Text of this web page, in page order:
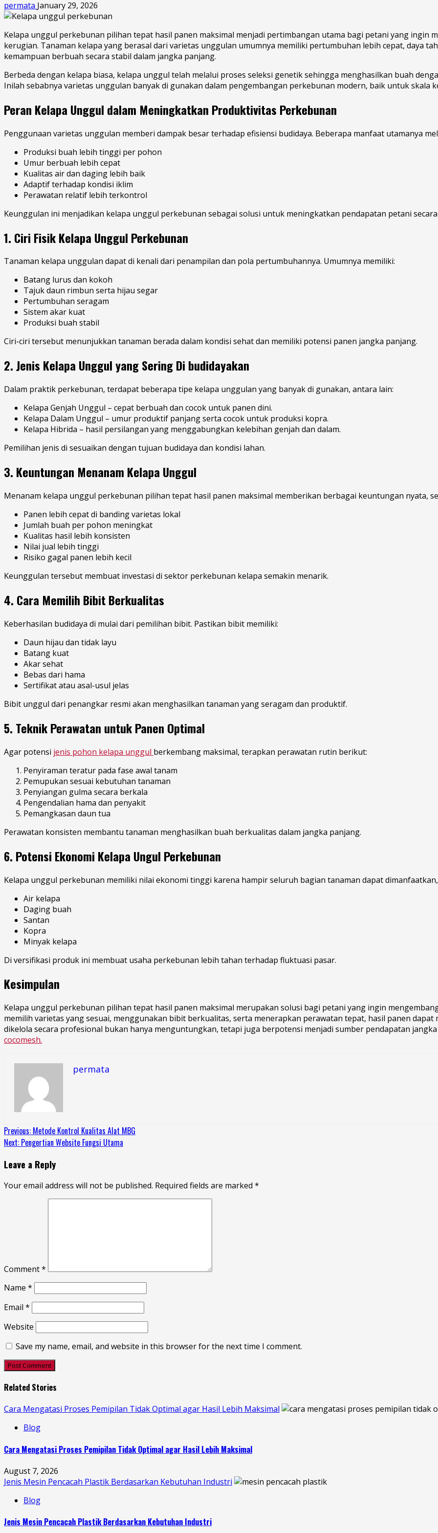
permata January 29, 2026
Kelapa unggul perkebunan pilihan tepat hasil panen maksimal menjadi pertimbangan utama bagi petani yang ingin
kerugian. Tanaman kelapa yang berasal dari varietas unggulan umumnya memiliki pertumbuhan lebih cepat, daya
kemampuan berbuah secara stabil dalam jangka panjang.
Berbeda dengan kelapa biasa, kelapa unggul telah melalui proses seleksi genetik sehingga menghasilkan buah
Inilah sebabnya varietas unggulan banyak di gunakan dalam pengembangan perkebunan modern, baik untuk skala
Peran Kelapa Unggul dalam Meningkatkan Produktivitas Perkebunan
Penggunaan varietas unggulan memberi dampak besar terhadap efisiensi budidaya. Beberapa manfaat utamanya
Produksi buah lebih tinggi per pohon
Umur berbuah lebih cepat
Kualitas air dan daging lebih baik
Adaptif terhadap kondisi iklim
Perawatan relatif lebih terkontrol
Keunggulan ini menjadikan kelapa unggul perkebunan sebagai solusi untuk meningkatkan pendapatan petani
1. Ciri Fisik Kelapa Unggul Perkebunan
Tanaman kelapa unggulan dapat di kenali dari penampilan dan pola pertumbuhannya. Umumnya memiliki:
Batang lurus dan kokoh
Tajuk daun rimbun serta hijau segar
Pertumbuhan seragam
Sistem akar kuat
Produksi buah stabil
Ciri-ciri tersebut menunjukkan tanaman berada dalam kondisi sehat dan memiliki potensi panen jangka panjang.
2. Jenis Kelapa Unggul yang Sering Di budidayakan
Dalam praktik perkebunan, terdapat beberapa tipe kelapa unggulan yang banyak di gunakan, antara lain:
Kelapa Genjah Unggul – cepat berbuah dan cocok untuk panen dini.
Kelapa Dalam Unggul – umur produktif panjang serta cocok untuk produksi kopra.
Kelapa Hibrida – hasil persilangan yang menggabungkan kelebihan genjah dan dalam.
Pemilihan jenis di sesuaikan dengan tujuan budidaya dan kondisi lahan.
3. Keuntungan Menanam Kelapa Unggul
Menanam kelapa unggul perkebunan pilihan tepat hasil panen maksimal memberikan berbagai keuntungan nyata,
Panen lebih cepat di banding varietas lokal
Jumlah buah per pohon meningkat
Kualitas hasil lebih konsisten
Nilai jual lebih tinggi
Risiko gagal panen lebih kecil
Keunggulan tersebut membuat investasi di sektor perkebunan kelapa semakin menarik.
4. Cara Memilih Bibit Berkualitas
Keberhasilan budidaya di mulai dari pemilihan bibit. Pastikan bibit memiliki:
Daun hijau dan tidak layu
Batang kuat
Akar sehat
Bebas dari hama
Sertifikat atau asal-usul jelas
Bibit unggul dari penangkar resmi akan menghasilkan tanaman yang seragam dan produktif.
5. Teknik Perawatan untuk Panen Optimal
Agar potensi jenis pohon kelapa unggul berkembang maksimal, terapkan perawatan rutin berikut:
Penyiraman teratur pada fase awal tanam
Pemupukan sesuai kebutuhan tanaman
Penyiangan gulma secara berkala
Pengendalian hama dan penyakit
Pemangkasan daun tua
Perawatan konsisten membantu tanaman menghasilkan buah berkualitas dalam jangka panjang.
6. Potensi Ekonomi Kelapa Ungul Perkebunan
Kelapa unggul perkebunan memiliki nilai ekonomi tinggi karena hampir seluruh bagian tanaman dapat
Air kelapa
Daging buah
Santan
Kopra
Minyak kelapa
Di versifikasi produk ini membuat usaha perkebunan lebih tahan terhadap fluktuasi pasar.
Kesimpulan
Kelapa unggul perkebunan pilihan tepat hasil panen maksimal merupakan solusi bagi petani yang ingin
memilih varietas yang sesuai, menggunakan bibit berkualitas, serta menerapkan perawatan tepat, hasil panen
dikelola secara profesional bukan hanya menguntungkan, tetapi juga berpotensi menjadi sumber pendapatan
cocomesh.
permata
Continue
Reading
Previous: Metode Kontrol Kualitas Alat MBG
Next: Pengertian Website Fungsi Utama
Leave a Reply
Your email address will not be published. Required fields are marked *
Comment*
Name *
Email *
Website
Save my name, email, and website in this browser for the next time I comment.
Related Stories
Cara Mengatasi Proses Pemipilan Tidak Optimal agar Hasil Lebih Maksimal
Blog
Cara Mengatasi Proses Pemipilan Tidak Optimal agar Hasil Lebih Maksimal
August 7, 2026
Jenis Mesin Pencacah Plastik Berdasarkan Kebutuhan Industri
Blog
Jenis Mesin Pencacah Plastik Berdasarkan Kebutuhan Industri